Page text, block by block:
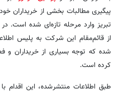
پیگیری مطالبات بخشی از خریداران
تبریز وارد مرحله تازه‌ای شده است.
از قائم‌مقام این شرکت به پلیس
شده که توجه بسیاری از خریداران و
کرده است.
طبق اطلاعات منتشرشده، این اقدام